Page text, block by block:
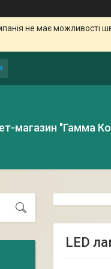
не має можливості
магазин "Гамма
LED